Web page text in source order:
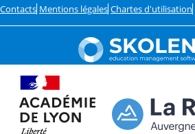
Contacts Mentions légales Chartes d'utilisation